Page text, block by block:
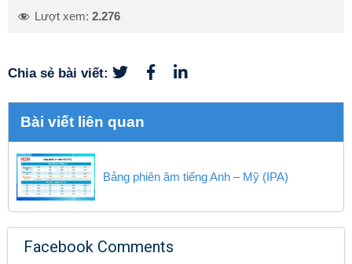
Lượt xem: 2.276
Chia sẻ bài viết:
Bài viết liên quan
Bảng phiên âm tiếng Anh – Mỹ (IPA)
Facebook Comments